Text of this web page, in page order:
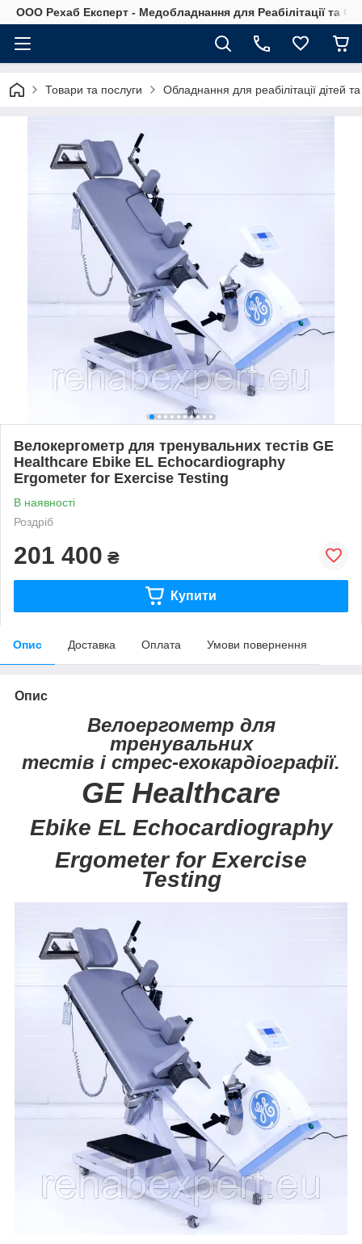
OOO Рехаб Експерт - Медобладнання для Реабілітації та
Товари та послуги Обладнання для реабілітації дітей
Велокергометр для тренувальних тестів GE
Healthcare Ebike EL Echocardiography
Ergometer for Exercise Testing
В наявності
Роздріб
201 400 ₴
Купити
Опис Доставка Оплата Умови повернення
Опис
Велоергометр для
тренувальних
тестів і стрес-ехокардіографії.
GE Healthcare
Ebike EL Echocardiography
Ergometer for Exercise
Testing